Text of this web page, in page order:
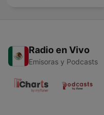
Radio en Vivo
Emisoras y Podcasts